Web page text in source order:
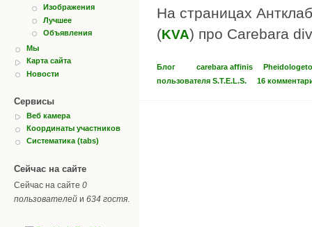
Изображения
Лучшее
Объявления
Мы
Карта сайта
Новости
Сервисы
Веб камера
Координаты участников
Систематика (tabs)
Сейчас на сайте
Сейчас на сайте 0
пользователей и 634 гостя
На страницах
(KVA) про Carebara
carebara affinis
Блог
пользователя S.T.E.L.S.
16